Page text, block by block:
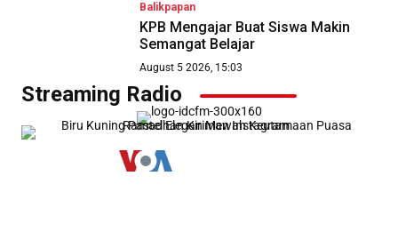
Balikpapan
KPB Mengajar Buat Siswa Makin
Semangat Belajar
August 5 2026, 15:03
Streaming Radio